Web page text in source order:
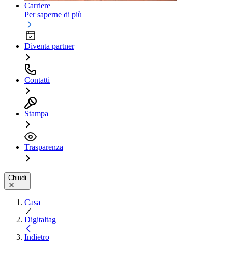
Carriere
Per saperne di più
Diventa partner
Contatti
Stampa
Trasparenza
Chiudi
Casa
Digitaltag
Indietro